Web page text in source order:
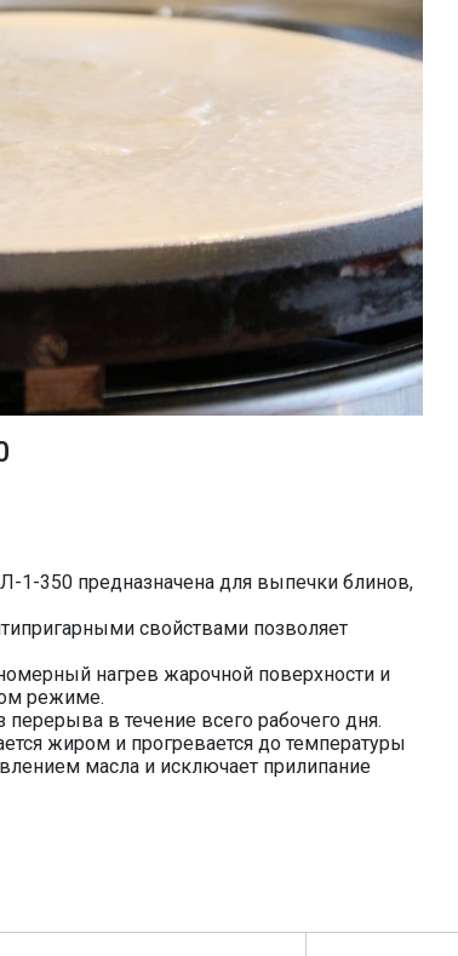
1-350 предназначена для выпечки блинов,
свойствами позволяет
нагрев жарочной поверхности и
режиме.
в течение всего рабочего дня.
жиром и прогревается до температуры
масла и исключает прилипание